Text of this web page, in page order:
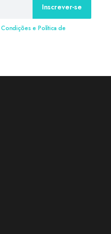
Inscrever-se
e Política de